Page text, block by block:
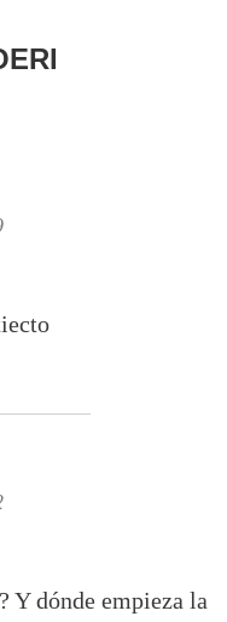
Y dónde empieza la